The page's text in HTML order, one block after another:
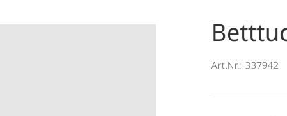
Art.Nr.: 337942